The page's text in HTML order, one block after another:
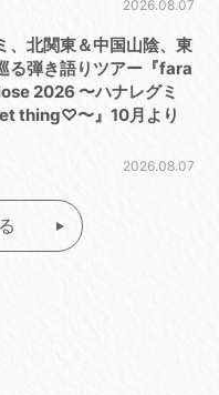
2026.08.07
、北関東＆中国山陰、東
る弾き語りツアー『fara
2026 〜ハナレグミ
thing♡〜』10月より
2026.08.07